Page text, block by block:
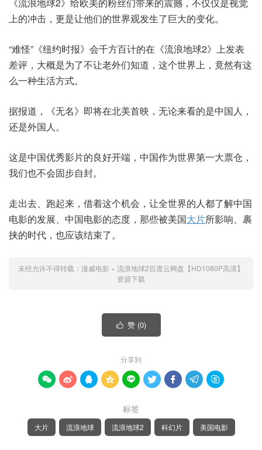
《流浪地球2》给欧美的粉丝们带来的震撼，不仅仅是视觉
上的冲击，更是让他们的世界观发生了巨大的变化。
“难怪”《纽约时报》会千方百计的在《流浪地球2》上发表
差评，大概是为了不让老外们知道，这个世界上，竟然有这
么一种生活方式。
据报道，《无名》即将在北美首映，无论来看的是中国人，
还是外国人。
这是中国优秀影片的良好开端，中国作为世界第一大票仓，
我们也不会固步自封。
走出去、跑起来，借着这个机会，让全世界的人都了解中国
电影的发展、中国电影的态度，那些被美国大片所影响、裹
挟的时代，也应该结束了。
未经允许不得转载： 漫威电影 » 流浪地球2百度云网盘【HD1080P高清】
资源下载
 赞 (0)
分享到
        
标签
大片 流浪地球 流浪地球2 科幻片 美国电影